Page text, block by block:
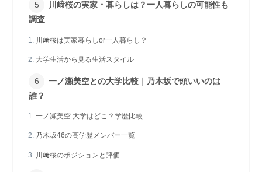
川﨑桜の実家・暮らしは？一人暮らしの可能性も
調査
川﨑桜は実家暮らしor一人暮らし？
大学生活から見る生活スタイル
一ノ瀬美空との大学比較｜乃木坂で頭いいのは
誰？
一ノ瀬美空 大学はどこ？学歴比較
乃木坂46の高学歴メンバー一覧
川﨑桜のポジションと評価